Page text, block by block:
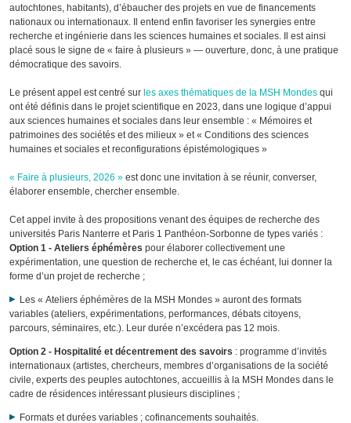
autochtones, habitants), d’ébaucher des projets en vue de financements
nationaux ou internationaux. Il entend enfin favoriser les synergies entre
recherche et ingénierie dans les sciences humaines et sociales. Il est ainsi
placé sous le signe de « faire à plusieurs » — ouverture, donc, à une pratique
démocratique des savoirs.
Le présent appel est centré sur les axes thématiques de la MSH Mondes qui
ont été définis dans le projet scientifique en 2023, dans une logique d’appui
aux sciences humaines et sociales dans leur ensemble : « Mémoires et
patrimoines des sociétés et des milieux » et « Conditions des sciences
humaines et sociales et reconfigurations épistémologiques »
« Faire à plusieurs, 2026 » est donc une invitation à se réunir, converser,
élaborer ensemble, chercher ensemble.
Cet appel invite à des propositions venant des équipes de recherche des
universités Paris Nanterre et Paris 1 Panthéon-Sorbonne de types variés :
Option 1 - Ateliers éphémères pour élaborer collectivement une
expérimentation, une question de recherche et, le cas échéant, lui donner la
forme d’un projet de recherche ;
Les « Ateliers éphémères de la MSH Mondes » auront des formats
variables (ateliers, expérimentations, performances, débats citoyens,
parcours, séminaires, etc.). Leur durée n’excédera pas 12 mois.
Option 2 - Hospitalité et décentrement des savoirs : programme d’invités
internationaux (artistes, chercheurs, membres d’organisations de la société
civile, experts des peuples autochtones, accueillis à la MSH Mondes dans le
cadre de résidences intéressant plusieurs disciplines ;
Formats et durées variables ; cofinancements souhaités.